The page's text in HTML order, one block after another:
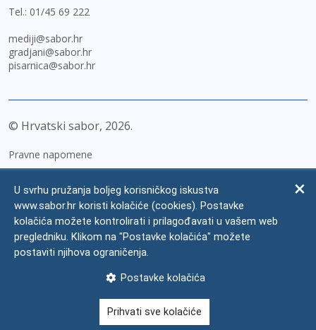
Tel.: 01/45 69 222
mediji@sabor.hr
gradjani@sabor.hr
pisarnica@sabor.hr
© Hrvatski sabor, 2026
Pravne napomene
Zaštita osobnih podataka
Impressum
Česta pitanja
U svrhu pružanja boljeg korisničkog iskustva
www.sabor.hr koristi kolačiće (cookies). Postavke
kolačića možete kontrolirati i prilagođavati u vašem web
pregledniku. Klikom na "Postavke kolačića" možete
postaviti njihova ograničenja.
Postavke kolačića
Prihvati sve kolačiće